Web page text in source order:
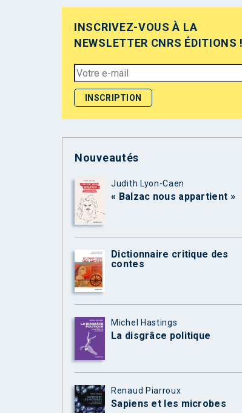
INSCRIVEZ-VOUS À LA
NEWSLETTER CNRS ÉDITIONS !
Nouveautés
Judith Lyon-Caen
« Balzac nous appartient »
Dictionnaire critique des
contes
Michel Hastings
La disgrâce politique
Renaud Piarroux
Sapiens et les microbes